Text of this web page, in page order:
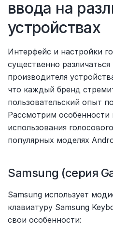
ввода на
устройствах
Интерфейс и настройки
существенно
производителя
что каждый бренд
пользовательский опыт
Рассмотрим особенности
использования
популярных моделях
Samsung (серия
Samsung использует
клавиатуру Samsung
свои особенности: